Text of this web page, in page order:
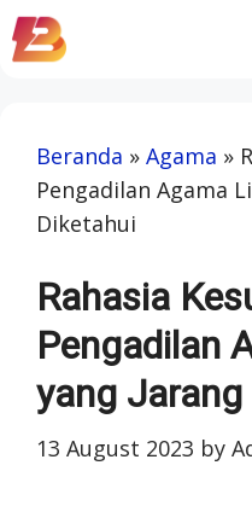
Skip
to
Beranda » Agama »
Pengadilan Agama
Diketahui
Rahasia
Pengadilan
yang
13 August 2023 by